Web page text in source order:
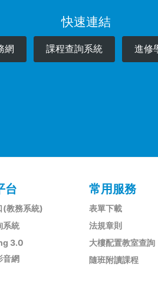
快速連結
網 課程查詢系統 進修
台
(教務系統)
系統
3.0
音網
常用服務
表單下載
法規章則
大樓配置教室查詢
隨班附讀課程